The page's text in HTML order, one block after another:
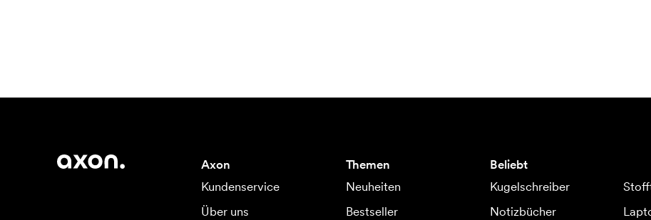
Axon
Kundenservice
Über uns
Themen
Neuheiten
Bestseller
Beliebt
Kugelschreiber
Notizbücher